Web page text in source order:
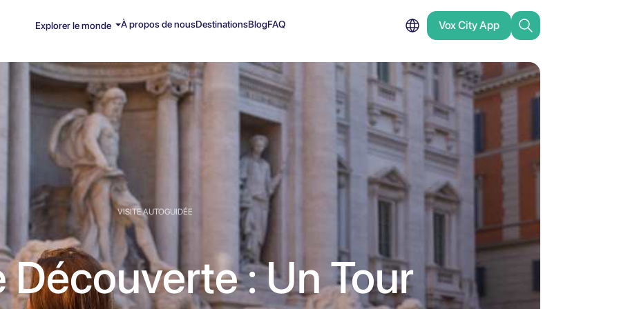
Explorer le monde À propos de nousDestinationsBlogFAQ Vox City App
VISITE AUTOGUIDÉE
Découverte : Un Tour